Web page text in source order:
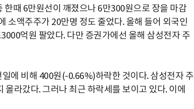
때 6만원선이 깨졌으나 6만300원으로 장을 마감
소액주주가 20만명 정도 줄었다. 올해 들어 외국인
억원 팔았다. 다만 증권가에선 올해 삼성전자 주
에 비해 400원(-0.66%)하락한 것이다. 삼성전자 주
라갔다. 그러나 최근 하락세를 보이고 있다. 이에